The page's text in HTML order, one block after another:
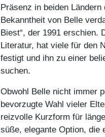
Präsenz in beiden
Bekanntheit von Belle
Biest“, der 1991 erschien.
Literatur, hat viele für den
festigt und ihn zu einer
suchen.
Obwohl Belle nicht immer
bevorzugte Wahl vieler
reizvolle Kurzform für
süße, elegante Option,